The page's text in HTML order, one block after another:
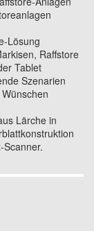
Lösung
Raffstore
Tablet
Szenarien
Lärche in